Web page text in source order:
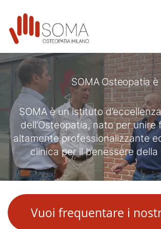
SOMA Osteopatia è
SOMA è un istituto
dell’Osteopatia, nato per unire
altamente professionalizzante
clinica per il benessere della
Vuoi frequentare i